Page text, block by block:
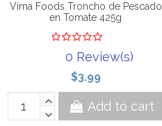
Vima Foods Troncho de Pescado
en Tomate 425g
0 Review(s)
$3.99
Add to cart